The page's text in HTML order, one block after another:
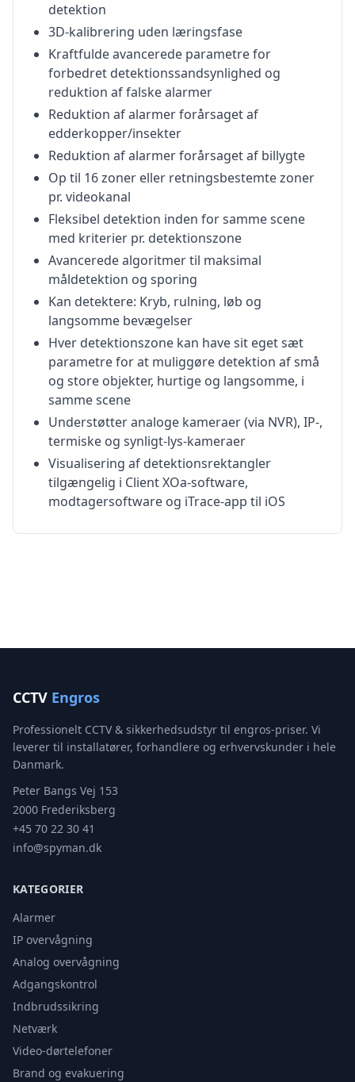
detektion
3D-kalibrering uden læringsfase
Kraftfulde avancerede parametre for
forbedret detektionssandsynlighed og
reduktion af falske alarmer
Reduktion af alarmer forårsaget af
edderkopper/insekter
Reduktion af alarmer forårsaget af billygte
Op til 16 zoner eller retningsbestemte zoner
pr. videokanal
Fleksibel detektion inden for samme scene
med kriterier pr. detektionszone
Avancerede algoritmer til maksimal
måldetektion og sporing
Kan detektere: Kryb, rulning, løb og
langsomme bevægelser
Hver detektionszone kan have sit eget sæt
parametre for at muliggøre detektion af små
og store objekter, hurtige og langsomme, i
samme scene
Understøtter analoge kameraer (via NVR), IP-,
termiske og synligt-lys-kameraer
Visualisering af detektionsrektangler
tilgængelig i Client XOa-software,
modtagersoftware og iTrace-app til iOS
CCTV Engros
Professionelt CCTV & sikkerhedsudstyr til engros-priser. Vi
leverer til installatører, forhandlere og erhvervskunder i hele
Danmark.
Peter Bangs Vej 153
2000 Frederiksberg
+45 70 22 30 41
info@spyman.dk
KATEGORIER
Alarmer
IP overvågning
Analog overvågning
Adgangskontrol
Indbrudssikring
Netværk
Video-dørtelefoner
Brand og evakuering